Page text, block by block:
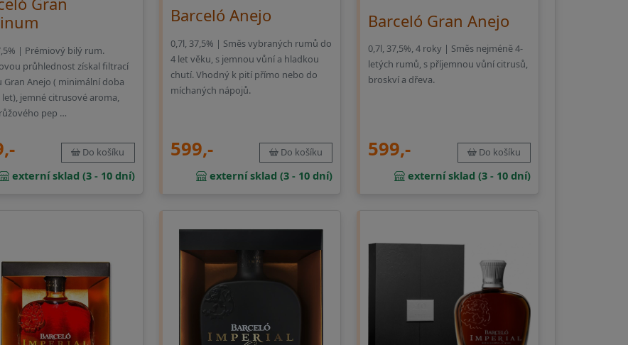
| Prémiový bilý rum.
průhlednost získal filtrací
Gran Anejo ( minimální doba
let), jemné citrusové aroma,
pep …
Do košíku
externí sklad (3 - 10 dní)
Barceló Anejo
0,7l, 37,5% | Směs vybraných rumů do
4 let věku, s jemnou vůní a hladkou
chutí. Vhodný k pití přímo nebo do
míchaných nápojů.
599,- Do košíku
externí sklad (3 - 10 dní)
Barceló Gran Anejo
0,7l, 37,5%, 4 roky | Směs nejméně 4-
letých rumů, s příjemnou vůní citrusů,
broskví a dřeva.
599,- Do košíku
externí sklad (3 - 10 dní)